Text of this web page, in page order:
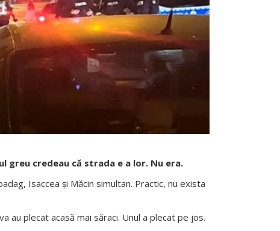
credeau că strada e a lor. Nu era.
Isaccea și Măcin simultan. Practic, nu exista
au plecat acasă mai săraci. Unul a plecat pe jos.